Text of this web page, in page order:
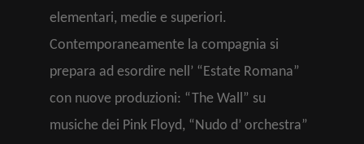
elementari, medie e superiori.
Contemporaneamente la compagnia si
prepara ad esordire nell’ “Estate Romana”
con nuove produzioni: “The Wall” su
musiche dei Pink Floyd, “Nudo d’ orchestra”